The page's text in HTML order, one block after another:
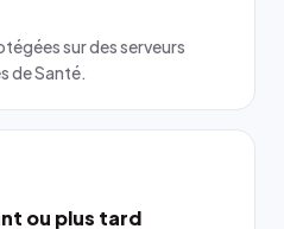
sur des serveurs
de Santé.
ou plus tard